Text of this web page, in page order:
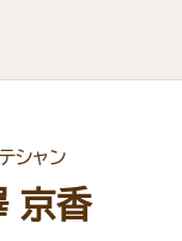
シャン
京香